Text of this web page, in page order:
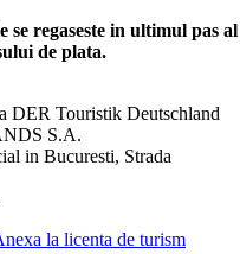
regaseste in ultimul pas al
de plata.
DER Touristik Deutschland
S.A.
in Bucuresti, Strada
la licenta de turism